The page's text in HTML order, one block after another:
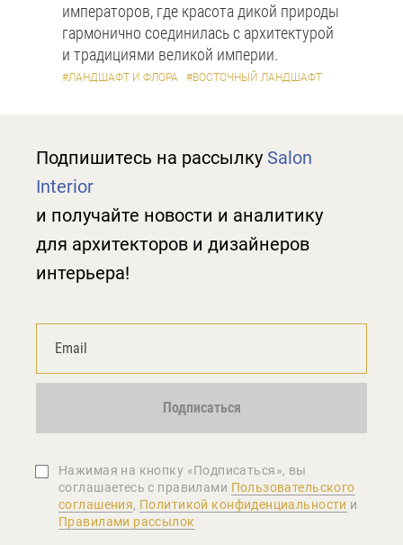
императоров, где красота дикой природы
гармонично соединилась с архитектурой
и традициями великой империи.
#ЛАНДШАФТ И ФЛОРА #ВОСТОЧНЫЙ ЛАНДШАФТ
Подпишитесь на рассылку Salon
Interior
и получайте новости и аналитику
для архитекторов и дизайнеров
интерьера!
Подписаться
Нажимая на кнопку «Подписаться», вы
соглашаетеcь с правилами Пользовательского
соглашения, Политикой конфиденциальности и
Правилами рассылок